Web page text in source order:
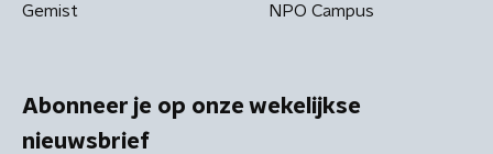
Gemist NPO Campus
Abonneer je op onze wekelijkse
nieuwsbrief